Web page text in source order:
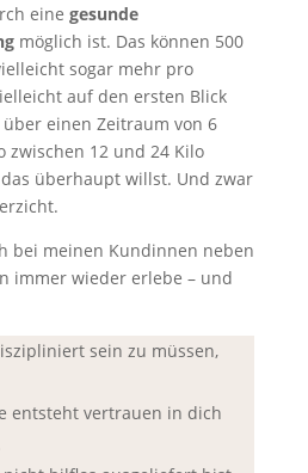
eine gesunde
möglich ist. Das können 500
sogar mehr pro
auf den ersten Blick
einen Zeitraum von 6
zwischen 12 und 24 Kilo
überhaupt willst. Und zwar
bei meinen Kundinnen neben
immer wieder erlebe – und
sein zu müssen,
entsteht vertrauen in dich